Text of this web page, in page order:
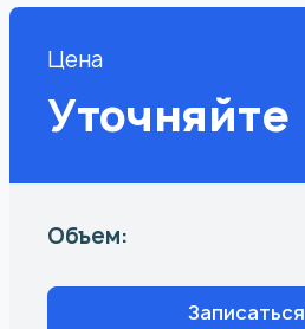
Цена
Уточняйте
Объем:
Записаться